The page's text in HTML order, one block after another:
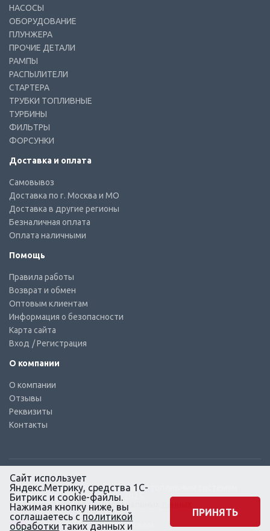
НАСОСЫ
ОБОРУДОВАНИЕ
ПЛУНЖЕРА
ПРОЧИЕ ДЕТАЛИ
РАМПЫ
РАСПЫЛИТЕЛИ
СТАРТЕРА
ТРУБКИ ТОПЛИВНЫЕ
ТУРБИНЫ
ФИЛЬТРЫ
ФОРСУНКИ
Доставка и оплата
Самовывоз
Доставка по г. Москва и МО
Доставка в другие регионы
Безналичная оплата
Оплата наличными
Помощь
Правила работы
Возврат и обмен
Оптовым клиентам
Информация о безопасности
Карта сайта
Вход / Регистрация
О компании
О компании
Отзывы
Реквизиты
Контакты
© КТС-Дизель – Комплектующие к топливным системам
Все права защищены, 2003 – 2025
Согласие на обработку персональных данных
Сайт создан в маркетинговом
Сайт использует
Яндекс.Метрику, средства 1С-
Битрикс и cookie-файлы.
Нажимая кнопку ниже, вы
соглашаетесь с политикой
обработки таких данных и
ПРИНЯТЬ